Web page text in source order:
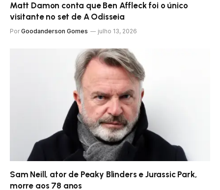
Matt Damon conta que Ben Affleck foi o único
visitante no set de A Odisseia
Por Goodanderson Gomes julho 13, 2026
Sam Neill, ator de Peaky Blinders e Jurassic Park,
morre aos 78 anos